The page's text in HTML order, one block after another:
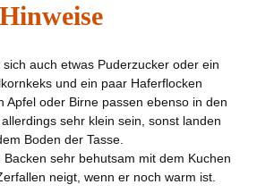
auch etwas Puderzucker oder ein
und ein paar Haferflocken
Apfel oder Birne passen ebenso in den
sehr klein sein, sonst landen
Boden der Tasse.
sehr behutsam mit dem Kuchen
neigt, wenn er noch warm ist.